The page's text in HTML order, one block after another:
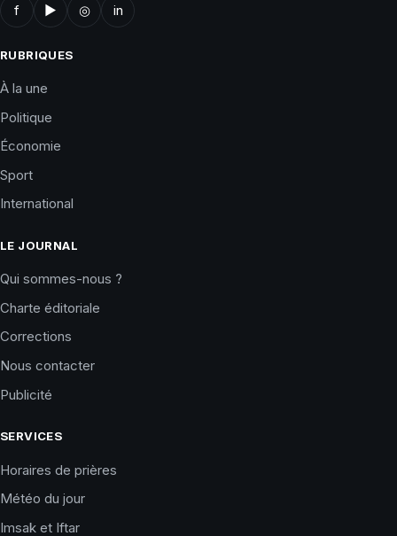
f ▶ ◎ in
RUBRIQUES
À la une
Politique
Économie
Sport
International
LE JOURNAL
Qui sommes-nous ?
Charte éditoriale
Corrections
Nous contacter
Publicité
SERVICES
Horaires de prières
Météo du jour
Imsak et Iftar